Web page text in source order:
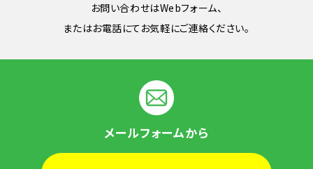
お問い合わせはWebフォーム、
またはお電話にてお気軽にご連絡ください。
メールフォームから